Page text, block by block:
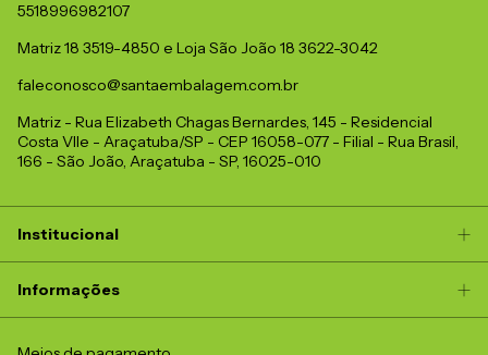
5518996982107
Matriz 18 3519-4850 e Loja São João 18 3622-3042
faleconosco@santaembalagem.com.br
Matriz - Rua Elizabeth Chagas Bernardes, 145 - Residencial
Costa Vlle - Araçatuba/SP - CEP 16058-077 - Filial - Rua Brasil,
166 - São João, Araçatuba - SP, 16025-010
Institucional
Informações